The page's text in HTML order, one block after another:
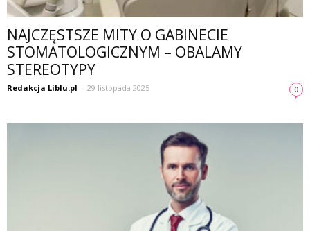
NAJCZĘSTSZE MITY O GABINECIE
STOMATOLOGICZNYM – OBALAMY
STEREOTYPY
Redakcja Liblu.pl - 29 listopada 2025 0